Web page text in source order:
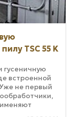
TSC 55 K
гусеничную
встроенной
не первый